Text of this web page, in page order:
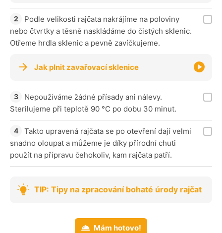
Podle velikosti rajčata nakrájíme na poloviny
nebo čtvrtky a těsně naskládáme do čistých sklenic.
Otřeme hrdla sklenic a pevně zavíčkujeme.
Jak plnit zavařovací sklenice
Nepoužíváme žádné přísady ani nálevy.
Sterilujeme při teplotě 90 °C po dobu 30 minut.
Takto upravená rajčata se po otevření dají velmi
snadno oloupat a můžeme je díky přírodní chuti
použít na přípravu čehokoliv, kam rajčata patří.
TIP: Tipy na zpracování bohaté úrody rajčat
Mám hotovo!